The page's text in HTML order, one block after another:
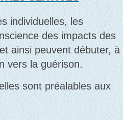
individuelles, les
des impacts des
ainsi peuvent débuter, à
vers la guérison.
sont préalables aux